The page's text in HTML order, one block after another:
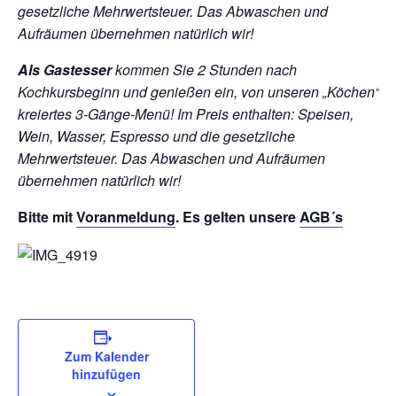
gesetzliche Mehrwertsteuer. Das Abwaschen und
Aufräumen übernehmen natürlich wir!
Als Gastesserkommen Sie 2 Stunden nach
Kochkursbeginn und genießen ein, von unseren „Köchen“
kreiertes 3-Gänge-Menü!Im Preis enthalten: Speisen,
Wein, Wasser, Espresso und die gesetzliche
Mehrwertsteuer. Das Abwaschen und Aufräumen
übernehmen natürlich wir!
Bitte mitVoranmeldung. Es gelten unsereAGB´s
Zum Kalender
hinzufügen